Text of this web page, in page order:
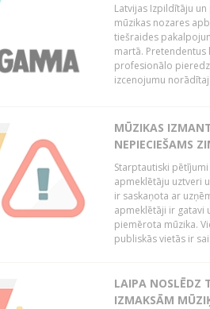
Latvijas Izpildītāju
mūzikas nozares
tiešraides
martā. Pretendentus
profesionālo
izcenojumu
MŪZIKAS
NEPIECIEŠAMS
Starptautiski
apmeklētāju uztveri
ir saskaņota ar
apmeklētāji ir gatavi
piemērota mūzika.
publiskās vietās ir
LAIPA NOSLĒDZ
IZMAKSĀM